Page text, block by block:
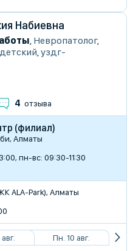
Набиевна
, Невропатолог,
,уздг-
4 отзыва
(филиал)
би, Алматы
пн-вс: 09:30-11:30
ALA-Park), Алматы
Пн. 10 авг.